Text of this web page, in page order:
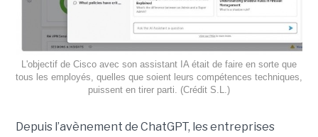
L'objectif de Cisco avec son assistant IA était de faire en sorte que
tous les employés, quelles que soient leurs compétences techniques,
puissent en tirer parti. (Crédit S.L.)
Depuis l’avènement de ChatGPT, les entreprises